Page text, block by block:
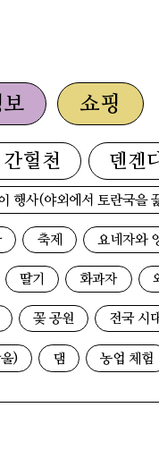
쇼핑
헐천 덴겐
행사(야외에서 토란국을
축제 요네자와
딸기 화과자
꽃 공원 전국 시
) 댐 농업 체험